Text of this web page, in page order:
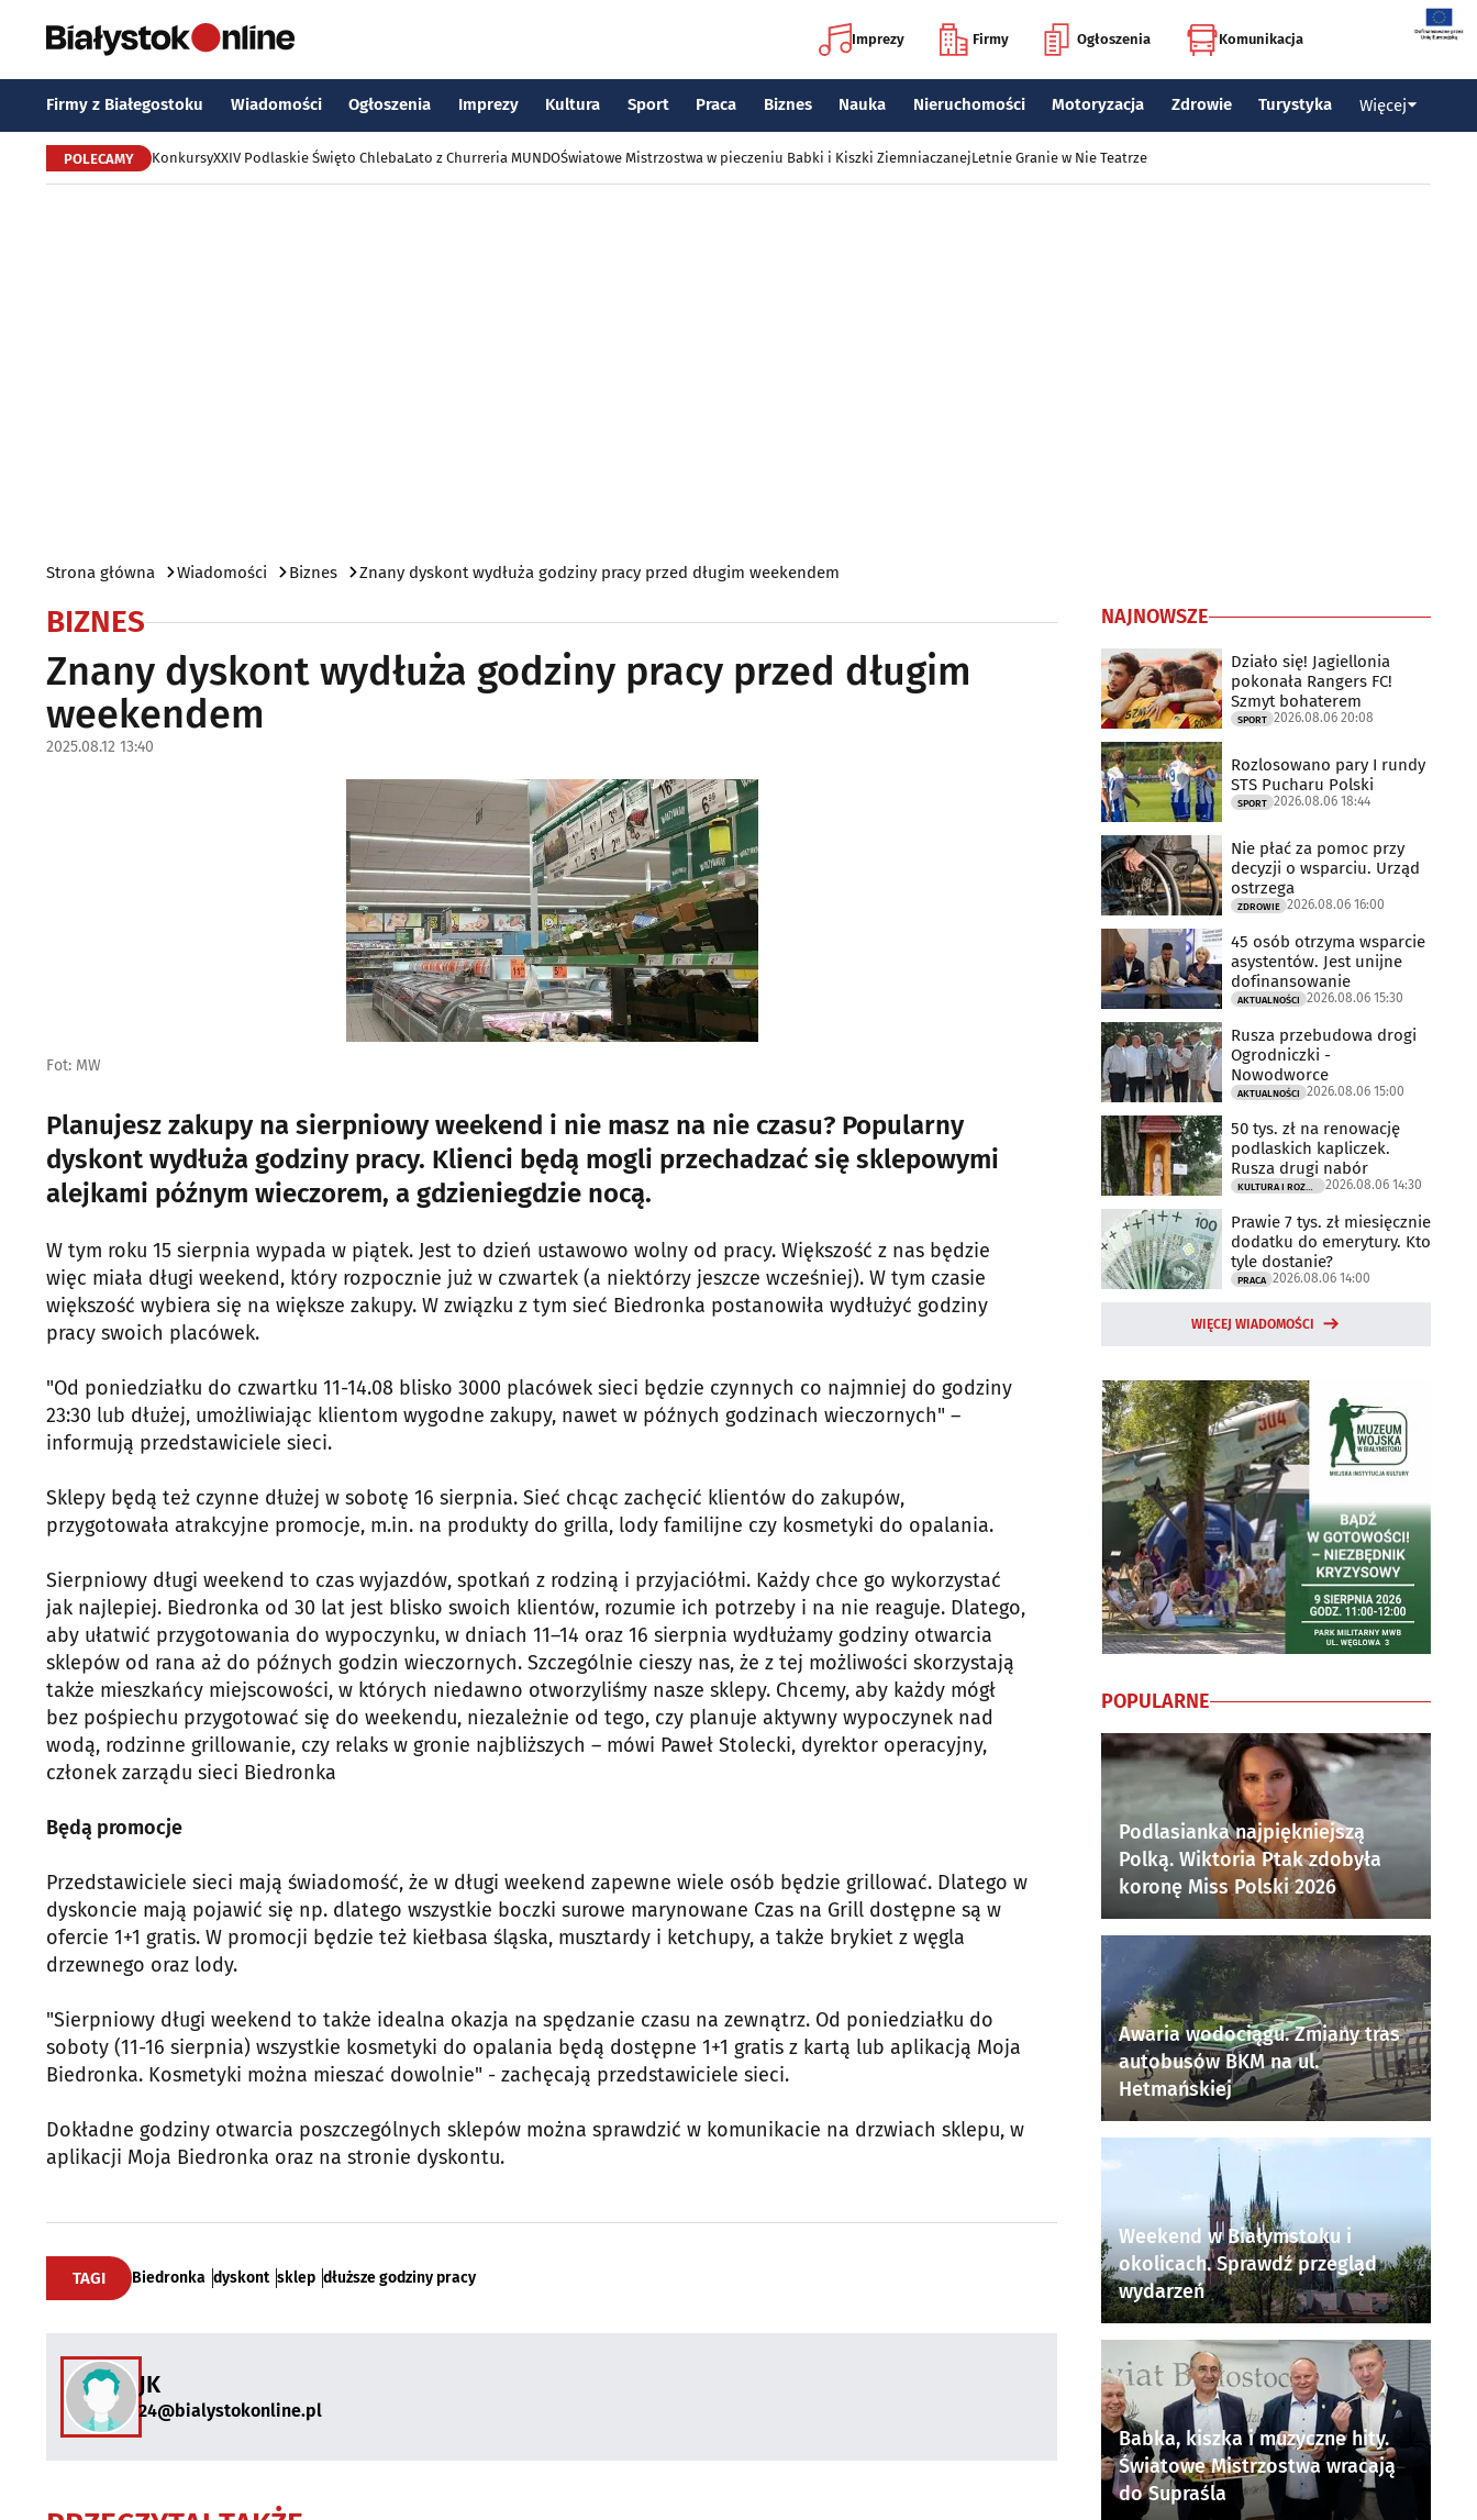
Imprezy Firmy Ogłoszenia Komunikacja
Firmy z Białegostoku Wiadomości Ogłoszenia Imprezy Kultura Sport Praca Biznes Nauka Nieruchomości Motoryzacja Zdrowie Turystyka Więcej
POLECAMY KonkursyXXIV Podlaskie Święto ChlebaLato z Churreria MUNDOŚwiatowe Mistrzostwa w pieczeniu Babki i Kiszki ZiemniaczanejLetnie Granie w Nie Teatrze
Strona główna Wiadomości Biznes Znany dyskont wydłuża godziny pracy przed długim weekendem
BIZNES
Znany dyskont wydłuża godziny pracy przed długim
weekendem
2025.08.12 13:40
Fot: MW
Planujesz zakupy na sierpniowy weekend i nie masz na nie czasu? Popularny
dyskont wydłuża godziny pracy. Klienci będą mogli przechadzać się sklepowymi
alejkami późnym wieczorem, a gdzieniegdzie nocą.
W tym roku 15 sierpnia wypada w piątek. Jest to dzień ustawowo wolny od pracy. Większość z nas będzie
więc miała długi weekend, który rozpocznie już w czwartek (a niektórzy jeszcze wcześniej). W tym czasie
większość wybiera się na większe zakupy. W związku z tym sieć Biedronka postanowiła wydłużyć godziny
pracy swoich placówek.
"Od poniedziałku do czwartku 11-14.08 blisko 3000 placówek sieci będzie czynnych co najmniej do godziny
23:30 lub dłużej, umożliwiając klientom wygodne zakupy, nawet w późnych godzinach wieczornych" –
informują przedstawiciele sieci.
Sklepy będą też czynne dłużej w sobotę 16 sierpnia. Sieć chcąc zachęcić klientów do zakupów,
przygotowała atrakcyjne promocje, m.in. na produkty do grilla, lody familijne czy kosmetyki do opalania.
Sierpniowy długi weekend to czas wyjazdów, spotkań z rodziną i przyjaciółmi. Każdy chce go wykorzystać
jak najlepiej. Biedronka od 30 lat jest blisko swoich klientów, rozumie ich potrzeby i na nie reaguje. Dlatego,
aby ułatwić przygotowania do wypoczynku, w dniach 11–14 oraz 16 sierpnia wydłużamy godziny otwarcia
sklepów od rana aż do późnych godzin wieczornych. Szczególnie cieszy nas, że z tej możliwości skorzystają
także mieszkańcy miejscowości, w których niedawno otworzyliśmy nasze sklepy. Chcemy, aby każdy mógł
bez pośpiechu przygotować się do weekendu, niezależnie od tego, czy planuje aktywny wypoczynek nad
wodą, rodzinne grillowanie, czy relaks w gronie najbliższych – mówi Paweł Stolecki, dyrektor operacyjny,
członek zarządu sieci Biedronka
Będą promocje
Przedstawiciele sieci mają świadomość, że w długi weekend zapewne wiele osób będzie grillować. Dlatego w
dyskoncie mają pojawić się np. dlatego wszystkie boczki surowe marynowane Czas na Grill dostępne są w
ofercie 1+1 gratis. W promocji będzie też kiełbasa śląska, musztardy i ketchupy, a także brykiet z węgla
drzewnego oraz lody.
"Sierpniowy długi weekend to także idealna okazja na spędzanie czasu na zewnątrz. Od poniedziałku do
soboty (11-16 sierpnia) wszystkie kosmetyki do opalania będą dostępne 1+1 gratis z kartą lub aplikacją Moja
Biedronka. Kosmetyki można mieszać dowolnie" - zachęcają przedstawiciele sieci.
Dokładne godziny otwarcia poszczególnych sklepów można sprawdzić w komunikacie na drzwiach sklepu, w
aplikacji Moja Biedronka oraz na stronie dyskontu.
TAGI Biedronka dyskont sklep dłuższe godziny pracy
JK
24@bialystokonline.pl
NAJNOWSZE
Działo się! Jagiellonia
pokonała Rangers FC!
Szmyt bohaterem
SPORT 2026.08.06 20:08
Rozlosowano pary I rundy
STS Pucharu Polski
SPORT 2026.08.06 18:44
Nie płać za pomoc przy
decyzji o wsparciu. Urząd
ostrzega
ZDROWIE 2026.08.06 16:00
45 osób otrzyma wsparcie
asystentów. Jest unijne
dofinansowanie
AKTUALNOŚCI 2026.08.06 15:30
Rusza przebudowa drogi
Ogrodniczki -
Nowodworce
AKTUALNOŚCI 2026.08.06 15:00
50 tys. zł na renowację
podlaskich kapliczek.
Rusza drugi nabór
2026.08.06 14:30
Prawie 7 tys. zł miesięcznie
dodatku do emerytury. Kto
tyle dostanie?
PRACA 2026.08.06 14:00
WIĘCEJ WIADOMOŚCI
POPULARNE
Podlasianka najpiękniejszą
Polką. Wiktoria Ptak zdobyła
koronę Miss Polski 2026
Awaria wodociągu. Zmiany tras
autobusów BKM na ul.
Hetmańskiej
Weekend w Białymstoku i
okolicach. Sprawdź przegląd
wydarzeń
Babka, kiszka i muzyczne hity.
Światowe Mistrzostwa wracają
do Supraśla